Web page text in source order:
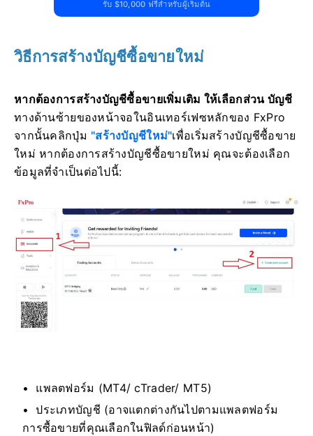
รับ $10,000 ฟรีสำหรับผู้เริ่มต้น
วิธีการสร้างบัญชีซื้อขายใหม่
หากต้องการสร้างบัญชีซื้อขายเพิ่มเติม ให้เลือกส่วน บัญชี
ทางด้านซ้ายของหน้าจอในอินเทอร์เฟซหลักของ FxPro
จากนั้นคลิกปุ่ม "สร้างบัญชีใหม่"เพื่อเริ่มสร้างบัญชีซื้อขาย
ใหม่ หากต้องการสร้างบัญชีซื้อขายใหม่ คุณจะต้องเลือก
ข้อมูลที่จำเป็นต่อไปนี้:
แพลตฟอร์ม (MT4/ cTrader/ MT5)
ประเภทบัญชี (อาจแตกต่างกันไปตามแพลตฟอร์ม
การซื้อขายที่คุณเลือกในฟิลด์ก่อนหน้า)